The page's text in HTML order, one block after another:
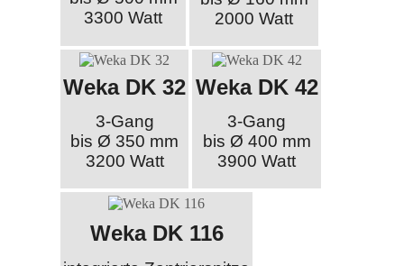
3300 Watt
2000 Watt
Weka DK 32
3-Gang
bis Ø 350 mm
3200 Watt
Weka DK 42
3-Gang
bis Ø 400 mm
3900 Watt
Weka DK 116